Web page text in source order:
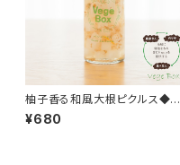
柚子香る和風大根ピクルス◆お
うちごはん＊ギフト
¥680